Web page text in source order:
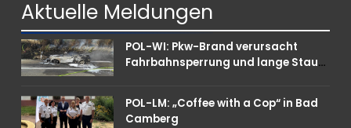
Aktuelle Meldungen
POL-WI: Pkw-Brand verursacht
Fahrbahnsperrung und lange Staus
POL-LM: „Coffee with a Cop“ in Bad
Camberg